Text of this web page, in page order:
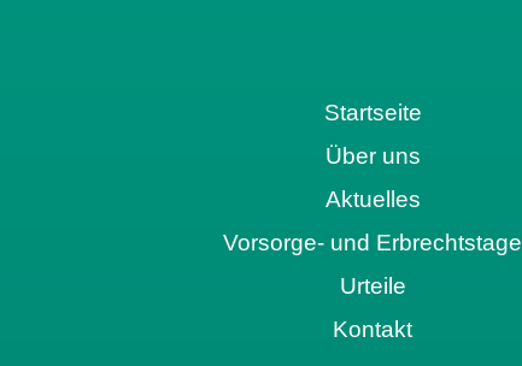
Startseite
Über uns
Aktuelles
Vorsorge- und Erbrechtstage
Urteile
Kontakt